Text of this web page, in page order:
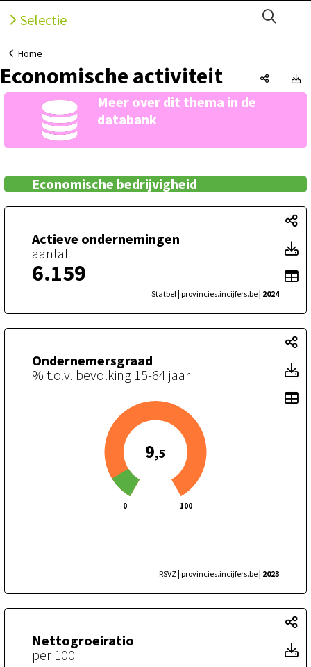
Selectie
Home
Economische activiteit
Meer over dit thema in de
databank
Economische bedrijvigheid
Actieve ondernemingen
aantal
6.159
Statbel | provincies.incijfers.be| 2024
Ondernemersgraad
% t.o.v. bevolking 15-64 jaar
0 100
9,5
RSVZ | provincies.incijfers.be| 2023
Nettogroeiratio
per 100